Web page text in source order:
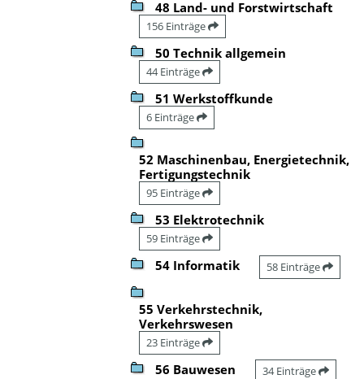
48 Land- und Forstwirtschaft
156 Einträge
50 Technik allgemein
44 Einträge
51 Werkstoffkunde
6 Einträge
52 Maschinenbau, Energietechnik,
Fertigungstechnik
95 Einträge
53 Elektrotechnik
59 Einträge
54 Informatik 58 Einträge
55 Verkehrstechnik,
Verkehrswesen
23 Einträge
56 Bauwesen 34 Einträge